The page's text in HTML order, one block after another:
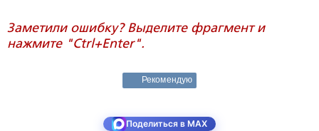
Заметили ошибку? Выделите фрагмент и
нажмите "Ctrl+Enter".
Рекомендую
Поделиться в MAX